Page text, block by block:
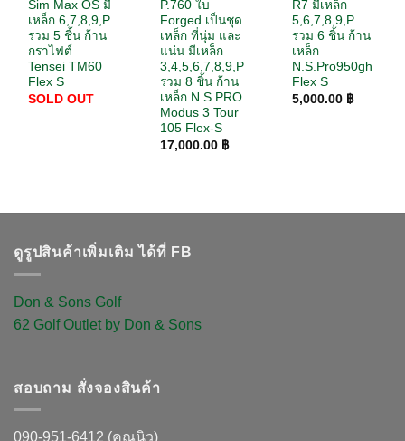
Sim Max OS มี
เหล็ก 6,7,8,9,P
รวม 5 ชิ้น ก้าน
กราไฟต์
Tensei TM60
Flex S
SOLD OUT
P.760 ใบ
Forged เป็นชุด
เหล็ก ที่นุ่ม และ
แน่น มีเหล็ก
3,4,5,6,7,8,9,P
รวม 8 ชิ้น ก้าน
เหล็ก N.S.PRO
Modus 3 Tour
105 Flex-S
17,000.00 ฿
R7 มีเหล็ก
5,6,7,8,9,P
รวม 6 ชิ้น ก้าน
เหล็ก
N.S.Pro950gh
Flex S
5,000.00 ฿
ดูรูปสินค้าเพิ่มเติม ได้ที่ FB
Don & Sons Golf
62 Golf Outlet by Don & Sons
สอบถาม สั่งจองสินค้า
090-951-6412 (คุณนิว)